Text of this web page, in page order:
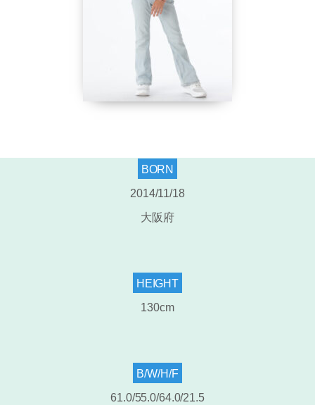
BORN
2014/11/18
大阪府
HEIGHT
130cm
B/W/H/F
61.0/55.0/64.0/21.5